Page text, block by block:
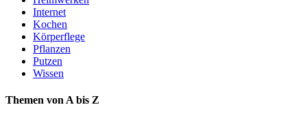
Internet
Kochen
Körperflege
Pflanzen
Putzen
Wissen
Themen von A bis Z